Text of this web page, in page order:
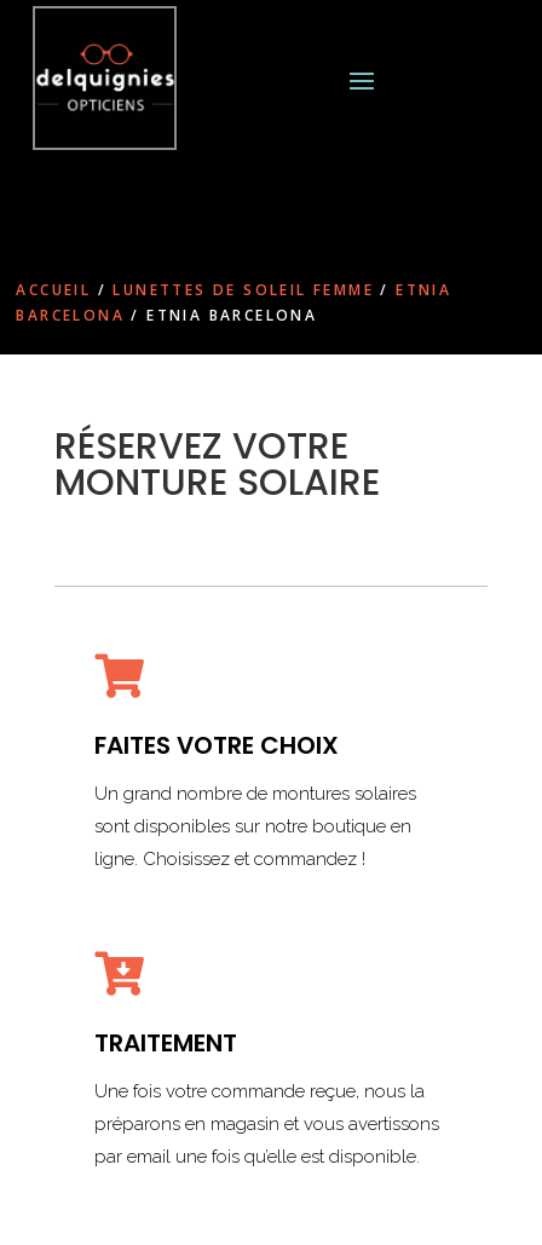
ACCUEIL /LUNETTES DE SOLEIL FEMME /ETNIA
BARCELONA / ETNIA BARCELONA
RÉSERVEZ VOTRE
MONTURE SOLAIRE

FAITES VOTRE CHOIX
Un grand nombre de montures solaires
sont disponibles sur notre boutique en
ligne. Choisissez et commandez !

TRAITEMENT
Une fois votre commande reçue, nous la
préparons en magasin et vous avertissons
par email une fois qu’elle est disponible.